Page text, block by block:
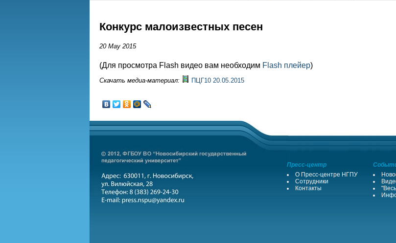
Конкурс малоизвестных песен
20 May 2015
(Для просмотра Flash видео вам необходим Flash плейер)
Скачать медиа-материал: ПЦГ10 20.05.2015
Пресс-центр
О Пресс-центре НГПУ
Сотрудники
Контакты